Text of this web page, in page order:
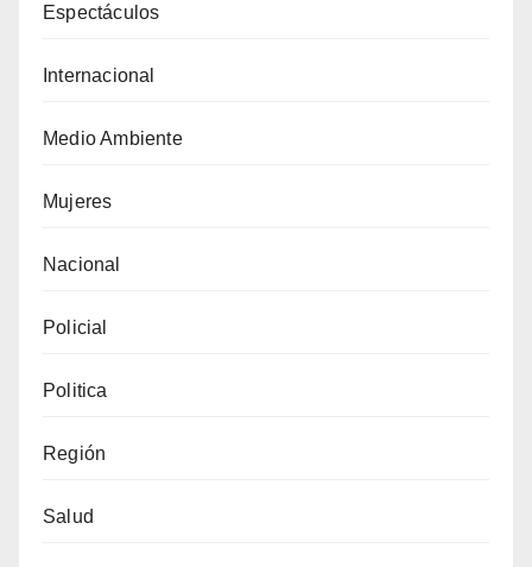
Espectáculos
Internacional
Medio Ambiente
Mujeres
Nacional
Policial
Politica
Región
Salud